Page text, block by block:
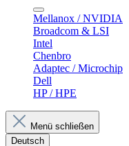
Mellanox / NVIDIA
Broadcom & LSI
Intel
Chenbro
Adaptec / Microchip
Dell
HP / HPE
Menü schließen
Deutsch